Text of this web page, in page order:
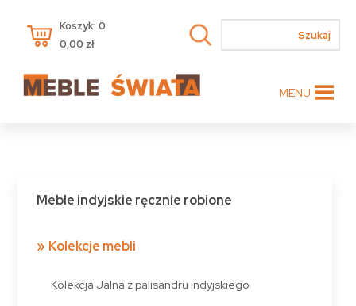
Koszyk: 0
0,00 zł
MENU
Meble indyjskie ręcznie robione
Kolekcje mebli
Kolekcja Jalna z palisandru indyjskiego